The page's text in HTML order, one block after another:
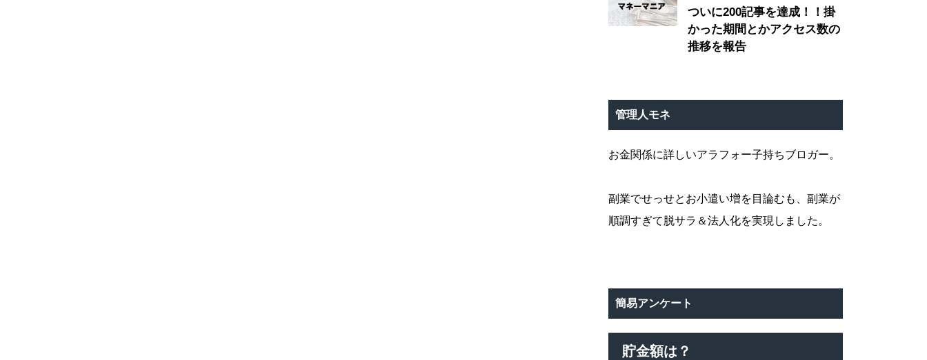
ついに200記事を達成！！掛
かった期間とかアクセス数の
推移を報告
管理人モネ
お金関係に詳しいアラフォー子持ちブロガー。
副業でせっせとお小遣い増を目論むも、副業が
順調すぎて脱サラ＆法人化を実現しました。
簡易アンケート
貯金額は？